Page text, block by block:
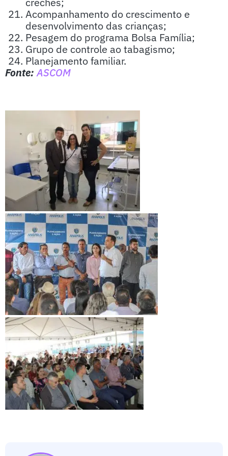
Acompanhamento do crescimento e
desenvolvimento das crianças;
Pesagem do programa Bolsa Família;
Grupo de controle ao tabagismo;
Planejamento familiar.
Fonte:ASCOM